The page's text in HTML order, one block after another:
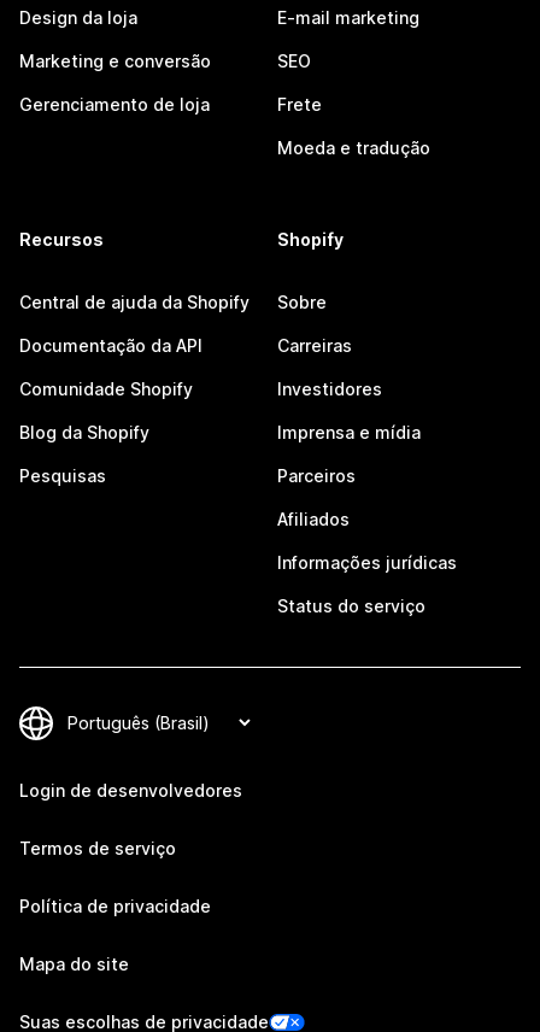
Design da loja
Marketing e conversão
Gerenciamento de loja
E-mail marketing
SEO
Frete
Moeda e tradução
Recursos
Central de ajuda da Shopify
Documentação da API
Comunidade Shopify
Blog da Shopify
Pesquisas
Shopify
Sobre
Carreiras
Investidores
Imprensa e mídia
Parceiros
Afiliados
Informações jurídicas
Status do serviço
Login de desenvolvedores
Termos de serviço
Política de privacidade
Mapa do site
Suas escolhas de privacidade